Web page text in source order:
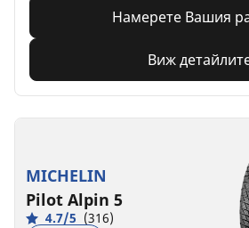
Намерете Вашия
Виж
MICHELIN
Pilot Alpin 5
4.7/5 (316)